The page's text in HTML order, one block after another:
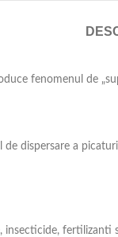
fenomenul de
dispersare a
insecticide,